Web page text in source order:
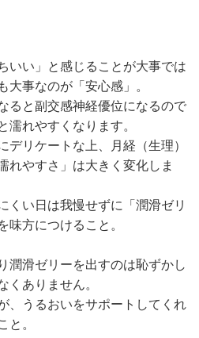
いい」と感じることが大事では
事なのが「安心感」。
ると副交感神経優位になるので
れやすくなります。
デリケートな上、月経（生理）
れやすさ」は大きく変化しま
くい日は我慢せずに「潤滑ゼリ
味方につけること。
潤滑ゼリーを出すのは恥ずかし
くありません。
、うるおいをサポートしてくれ
。